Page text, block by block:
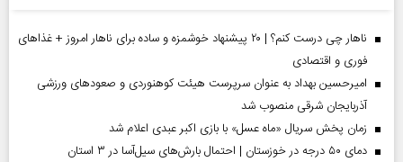
ناهار چی درست کنم؟ | ۲۰ پیشنهاد خوشمزه و ساده برای ناهار امروز + غذاهای
فوری و اقتصادی
امیرحسین بهداد به عنوان سرپرست هیئت کوهنوردی و صعودهای ورزشی
آذربایجان شرقی منصوب شد
زمان پخش سریال «ماه عسل» با بازی اکبر عبدی اعلام شد
دمای ۵۰ درجه در خوزستان | احتمال بارش‌های سیل‌آسا در ۳ استان